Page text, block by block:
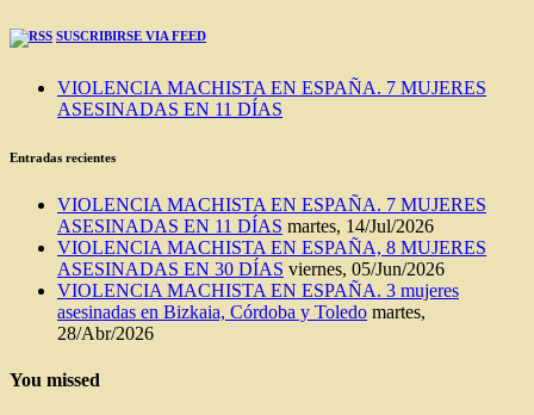
SUSCRIBIRSE VIA FEED
VIOLENCIA MACHISTA EN ESPAÑA. 7 MUJERES
ASESINADAS EN 11 DÍAS
Entradas recientes
VIOLENCIA MACHISTA EN ESPAÑA. 7 MUJERES
ASESINADAS EN 11 DÍAS martes, 14/Jul/2026
VIOLENCIA MACHISTA EN ESPAÑA, 8 MUJERES
ASESINADAS EN 30 DÍAS viernes, 05/Jun/2026
VIOLENCIA MACHISTA EN ESPAÑA. 3 mujeres
asesinadas en Bizkaia, Córdoba y Toledo martes,
28/Abr/2026
You missed